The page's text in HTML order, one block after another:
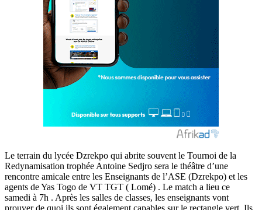
Le terrain du lycée Dzrekpo qui abrite souvent le Tournoi de la
Redynamisation trophée Antoine Sedjro sera le théâtre d’une
rencontre amicale entre les Enseignants de l’ASE (Dzrekpo) et les
agents de Yas Togo de VT TGT ( Lomé) . Le match a lieu ce
samedi à 7h . Après les salles de classes, les enseignants vont
prouver de quoi ils sont également capables sur le rectangle vert. Ils